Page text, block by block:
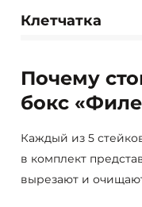
Клетчатка
Почему
бокс
Каждый из 5
в комплект
вырезают и